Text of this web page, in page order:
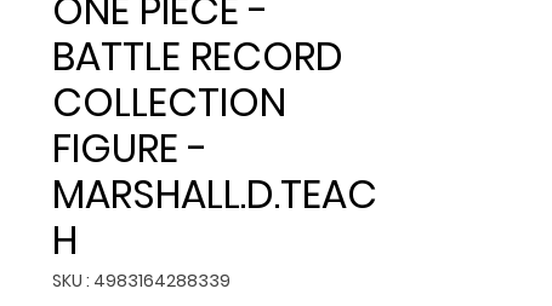
BATTLE RECORD
COLLECTION
FIGURE -
MARSHALL.D.TEAC
H
SKU : 4983164288339